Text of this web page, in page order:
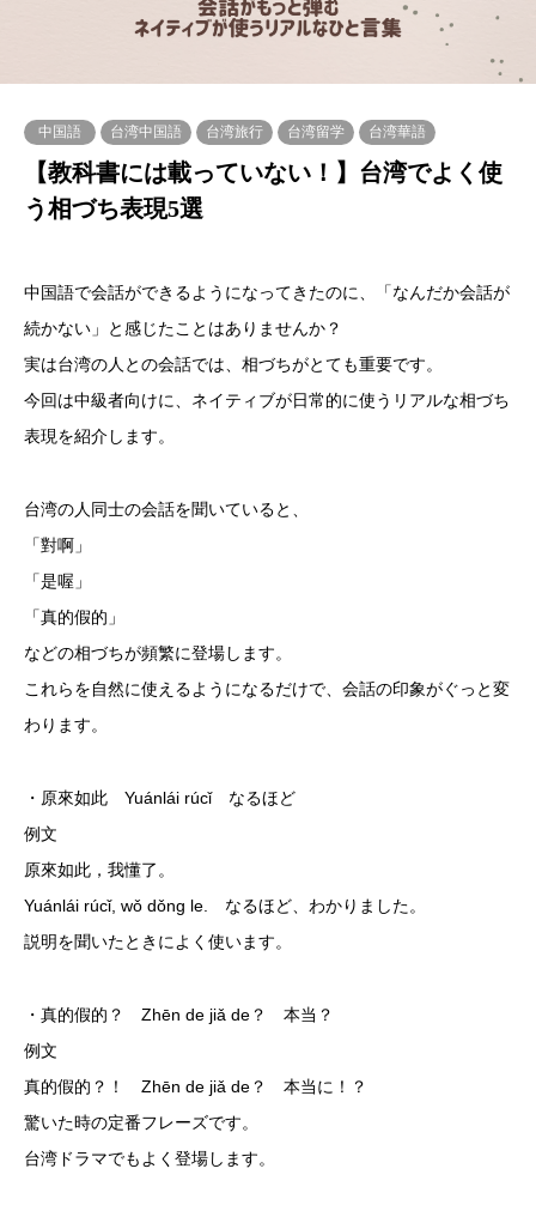
中国語 台湾中国語 台湾旅行 台湾留学 台湾華語
【教科書には載っていない！】台湾でよく使
う相づち表現5選
中国語で会話ができるようになってきたのに、「なんだか会話が
続かない」と感じたことはありませんか？
実は台湾の人との会話では、相づちがとても重要です。
今回は中級者向けに、ネイティブが日常的に使うリアルな相づち
表現を紹介します。
台湾の人同士の会話を聞いていると、
「對啊」
「是喔」
「真的假的」
などの相づちが頻繁に登場します。
これらを自然に使えるようになるだけで、会話の印象がぐっと変
わります。
・原來如此 Yuánlái rúcǐ なるほど
例文
原來如此，我懂了。
Yuánlái rúcǐ, wǒ dǒng le. なるほど、わかりました。
説明を聞いたときによく使います。
・真的假的？ Zhēn de jiǎ de？ 本当？
例文
真的假的？！ Zhēn de jiǎ de？ 本当に！？
驚いた時の定番フレーズです。
台湾ドラマでもよく登場します。